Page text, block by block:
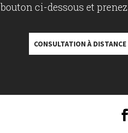
ci-dessous et
CONSULTATION À DISTANCE